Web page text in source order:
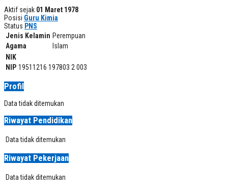
Aktif sejak 01 Maret 1978
Posisi Guru Kimia
Status PNS
Jenis Kelamin Perempuan
Agama
Islam
NIK
NIP 19511216 197803 2 003
Profil
Data tidak ditemukan
Riwayat Pendidikan
Data tidak ditemukan
Riwayat Pekerjaan
Data tidak ditemukan